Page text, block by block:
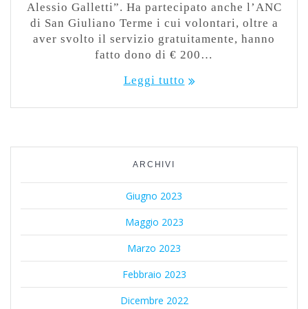
Alessio Galletti”. Ha partecipato anche l’ANC
di San Giuliano Terme i cui volontari, oltre a
aver svolto il servizio gratuitamente, hanno
fatto dono di € 200…
Leggi tutto
ARCHIVI
Giugno 2023
Maggio 2023
Marzo 2023
Febbraio 2023
Dicembre 2022